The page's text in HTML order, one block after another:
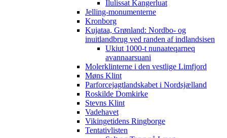
Ilulissat Kangerluat
Jelling-monumenterne
Kronborg
Kujataa, Grønland: Nordbo- og
inuitlandbrug ved randen af indlandsisen
Ukiut 1000-t nunaateqarneq
avannaarsuani
Molerklinterne i den vestlige Limfjord
Møns Klint
Parforcejagtlandskabet i Nordsjælland
Roskilde Domkirke
Stevns Klint
Vadehavet
Vikingetidens Ringborge
Tentativlisten